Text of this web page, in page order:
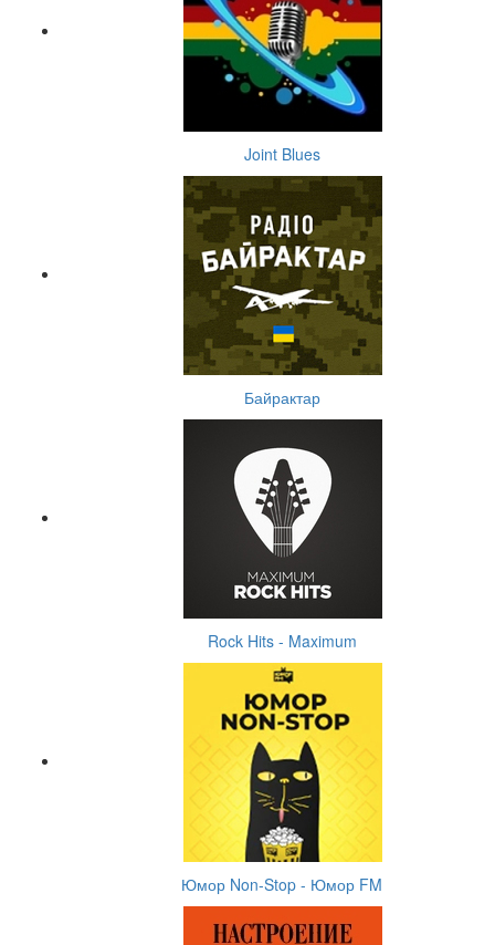
Joint Blues
Байрактар
Rock Hits - Maximum
Юмор Non-Stop - Юмор FM